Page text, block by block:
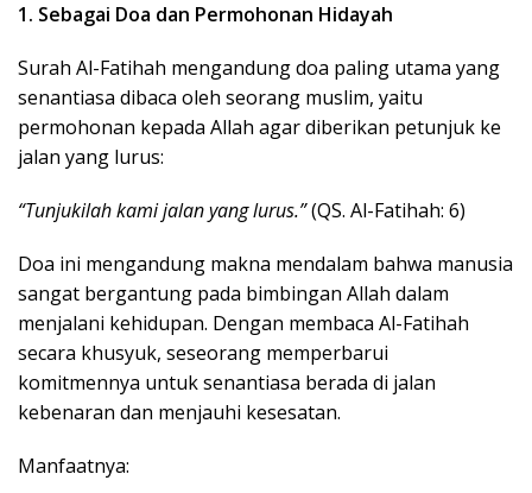
1. Sebagai Doa dan Permohonan Hidayah
Surah Al-Fatihah mengandung doa paling utama yang
senantiasa dibaca oleh seorang muslim, yaitu
permohonan kepada Allah agar diberikan petunjuk ke
jalan yang lurus:
“Tunjukilah kami jalan yang lurus.”(QS. Al-Fatihah: 6)
Doa ini mengandung makna mendalam bahwa manusia
sangat bergantung pada bimbingan Allah dalam
menjalani kehidupan. Dengan membaca Al-Fatihah
secara khusyuk, seseorang memperbarui
komitmennya untuk senantiasa berada di jalan
kebenaran dan menjauhi kesesatan.
Manfaatnya: